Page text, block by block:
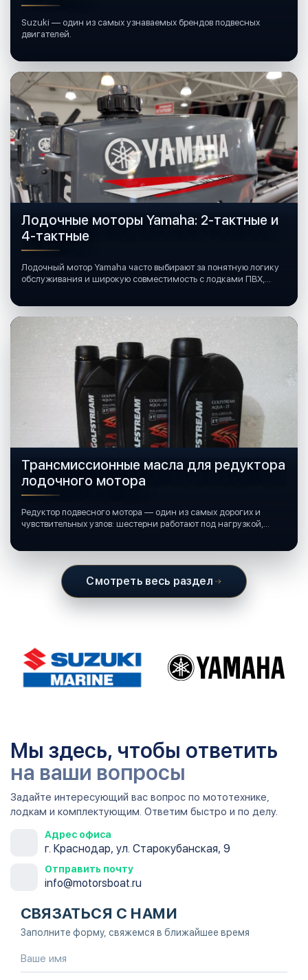
Suzuki — один из самых узнаваемых брендов подвесных
двигателей.
Лодочные моторы Yamaha: 2-тактные и
4-тактные
Лодочный мотор Yamaha часто выбирают за понятную логику
обслуживания и широкую совместимость с лодками ПВХ,
Трансмиссионные масла для редуктора
лодочного мотора
Редуктор подвесного мотора — один из самых дорогих и
чувствительных узлов: шестерни работают под нагрузкой,
Смотреть весь раздел
Мы здесь, чтобы ответить
на ваши вопросы
Задайте интересующий вас вопрос по мототехнике,
лодкам и комплектующим. Ответим быстро и по делу.
Адрес офиса
г. Краснодар, ул. Старокубанская, 9
Отправить почту
info@motorsboat.ru
СВЯЗАТЬСЯ С НАМИ
Заполните форму, свяжемся в ближайшее время